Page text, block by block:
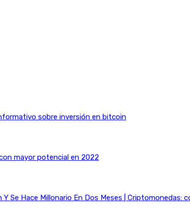
sobre inversión en bitcoin
mayor potencial en 2022
Se Hace Millonario En Dos Meses | Criptomonedas: